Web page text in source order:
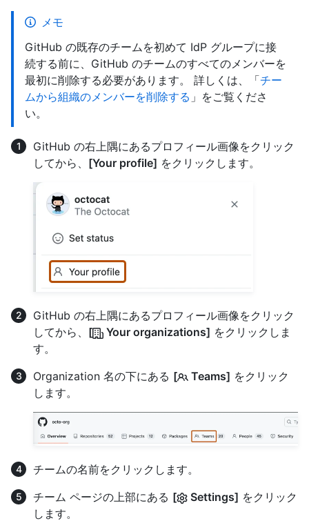
メモ
GitHub の既存のチームを初めて IdP グループに接
続する前に、GitHub のチームのすべてのメンバーを
最初に削除する必要があります。 詳しくは、「チー
ムから組織のメンバーを削除する 」をご覧くださ
い。
GitHub の右上隅にあるプロフィール画像をクリック
してから、 [Your profile] をクリックします。
GitHub の右上隅にあるプロフィール画像をクリック
してから、 [ Your organizations] をクリックしま
す。
Organization 名の下にある [ Teams] をクリック
します。
チームの名前をクリックします。
チーム ページの上部にある [ Settings] をクリック
します。